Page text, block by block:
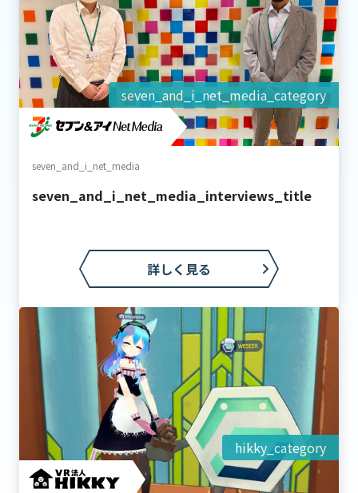
seven_and_i_net_media_category
seven_and_i_net_media
seven_and_i_net_media_interviews_title
詳しく見る
hikky_category